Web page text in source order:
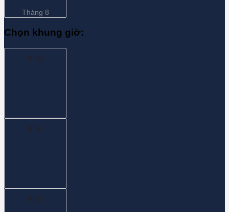
Tháng 8
Chọn khung giờ:
8:00
8:30
9:00